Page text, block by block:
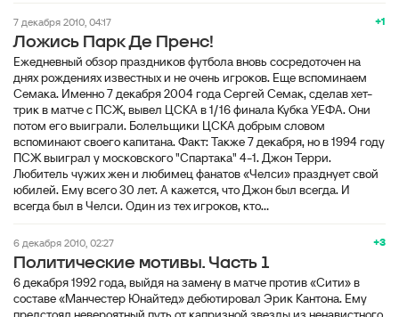
+1
7 декабря 2010, 04:17
Ложись Парк Де Пренс!
Ежедневный обзор праздников футбола вновь сосредоточен на
днях рождениях известных и не очень игроков. Еще вспоминаем
Семака. Именно 7 декабря 2004 года Сергей Семак, сделав хет-
трик в матче с ПСЖ, вывел ЦСКА в 1/16 финала Кубка УЕФА. Они
потом его выиграли. Болельщики ЦСКА добрым словом
вспоминают своего капитана. Факт: Также 7 декабря, но в 1994 году
ПСЖ выиграл у московского "Спартака" 4-1. Джон Терри.
Любитель чужих жен и любимец фанатов «Челси» празднует свой
юбилей. Ему всего 30 лет. А кажется, что Джон был всегда. И
всегда был в Челси. Один из тех игроков, кто...
+3
6 декабря 2010, 02:27
Политические мотивы. Часть 1
6 декабря 1992 года, выйдя на замену в матче против «Сити» в
составе «Манчестер Юнайтед» дебютировал Эрик Кантона. Ему